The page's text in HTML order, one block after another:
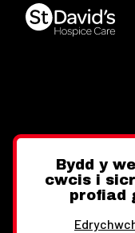
Twitter
Bydd y
cwcis i
profiad